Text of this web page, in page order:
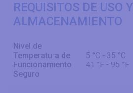
REQUISITOS DE USO Y
ALMACENAMIENTO
Nivel de
Temperatura de
Funcionamiento
Seguro
5 °C - 35 °C
41 °F - 95 °F